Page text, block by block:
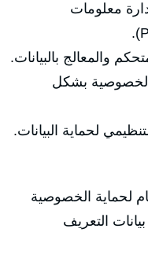
معلومات
والمعالج بالبيانات.
بشكل
لحماية البيانات.
لحماية الخصوصية
التعريف